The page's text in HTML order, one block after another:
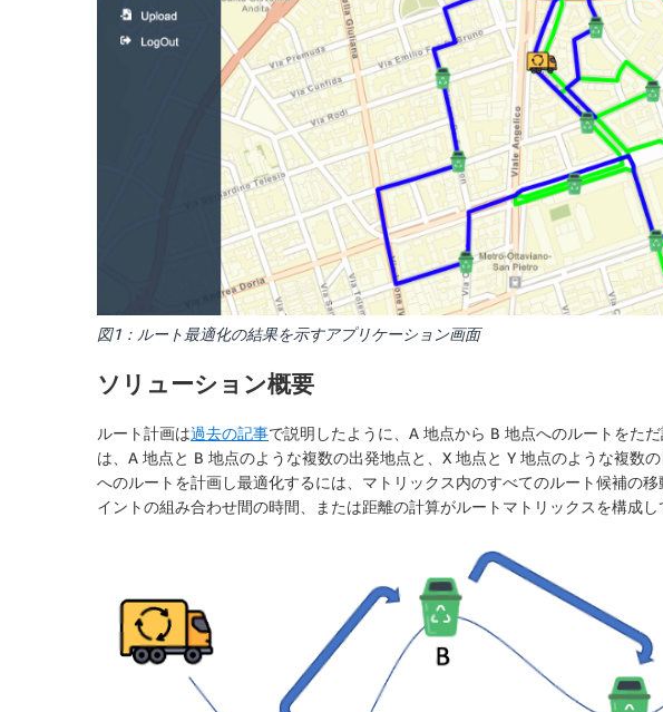
図1：ルート最適化の結果を示すアプリケーション画面
ソリューション概要
ルート計画は過去の記事で説明したように、A 地点から B 地点へのルートをた
は、A 地点と B 地点のような複数の出発地点と、X 地点と Y 地点のような複数
へのルートを計画し最適化するには、マトリックス内のすべてのルート候補の
イントの組み合わせ間の時間、または距離の計算がルートマトリックスを構成し